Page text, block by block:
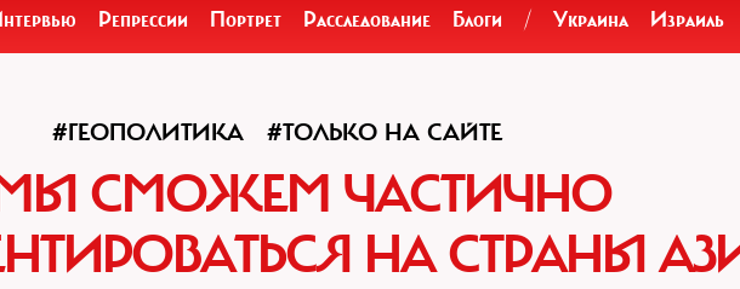
Репрессии Портрет Расследование Блоги / Украина Израиль
#ГЕОПОЛИТИКА #ТОЛЬКО НА САЙТЕ
СМОЖЕМ ЧАСТИЧНО
НА СТРАНЫ